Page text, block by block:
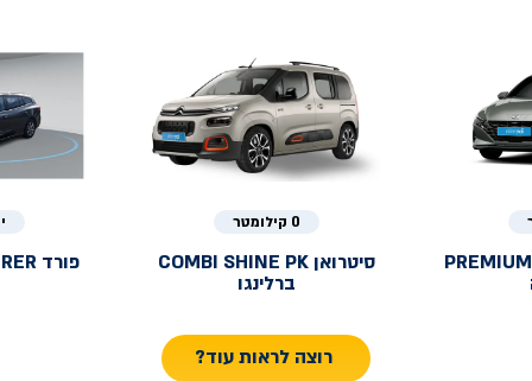
0 קילומטר
סיטרואן COMBI SHINE PK
ברלינגו
פורד
רוצה לראות עוד?